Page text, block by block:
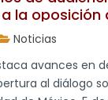
la oposición
Noticias
avances en
al diálogo